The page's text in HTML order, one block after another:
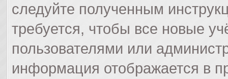
следуйте полученным
требуется, чтобы все новые
пользователями или
информация отображается в